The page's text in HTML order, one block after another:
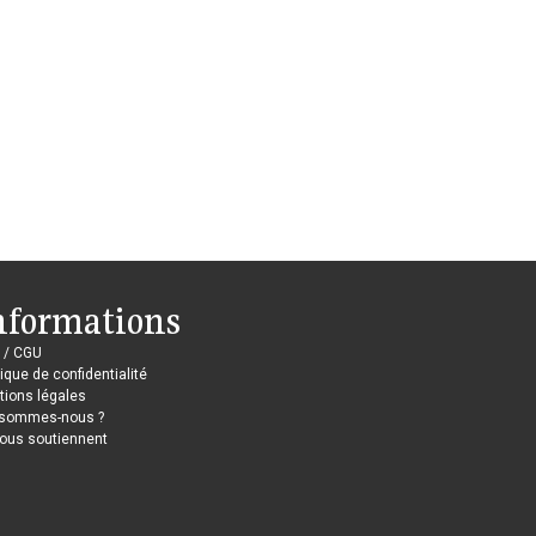
/ CGU
de confidentialité
légales
nous ?
soutiennent